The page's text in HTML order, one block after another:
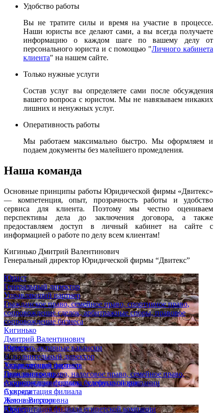
Удобство работы
Вы не тратите силы и время на участие в процессе.
Наши юристы все делают сами, а вы всегда получаете
информацию о каждом шаге по вашему делу от
персонального юриста и с помощью "Личного кабинета
клиента" на нашем сайте.
Только нужные услуги
Состав услуг вы определяете сами после обсуждения
вашего вопроса с юристом. Мы не навязываем никаких
лишних и ненужных услуг.
Оперативность работы
Мы работаем максимально быстро. Мы оформляем и
подаем документы без малейшего промедления.
Наша команда
Основные принципы работы Юридической фирмы «Двитекс»
— компетенция, опыт, прозрачность работы и удобство
сервиса для клиента. Поэтому мы честно оцениваем
перспективы дела до заключения договора, а также
предоставляем доступ в личный кабинет на сайте с
информацией о работе по делу всем клиентам!
Кигинько Дмитрий Валентинович
Генеральный директор Юридической фирмы “Двитекс”
Юрист
Генеральный директор
Управляющий партнер
Гражданское право, семейное право, спортивное право,
сопровождение сделок, арбитражные споры, правовое
сопровождение бизнеса
Кигинько
Дмитрий Валентинович
Юрист
Исполнительный директор
Управляющий партнер
Гражданское право, налоговое право, семейное право,
сопровождение сделок, судебные споры
Супряга
Жанна Викторовна
Юрист
Смотреть активные вакансии
Опыт
Аккредитация филиала
Дело выиграно
Аккредитация филиала белорусской компании
Аккредитация филиала
Дело выиграно
Аккредитация филиала египетской компании